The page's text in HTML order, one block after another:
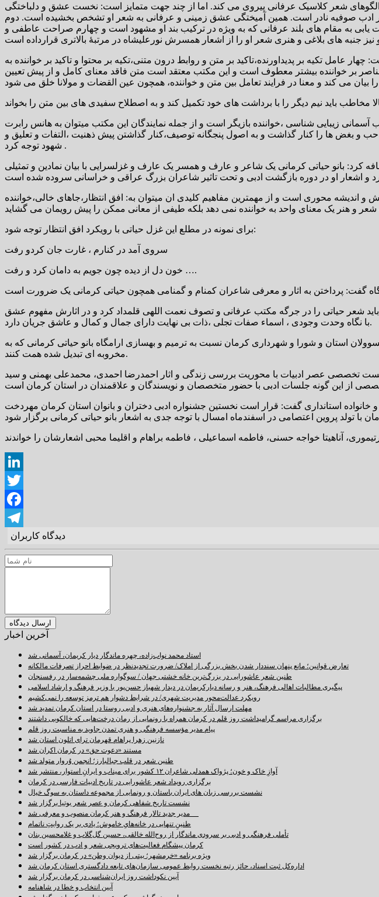
الگوهای شعر کلاسیک عرفانی پیروی می کند. اما از چند جهت متمایز است: نخست عشق و دلباختگی
ادب صوفیه نادر است. همین آمیختگی عشق زمینی و عرفانی به شعر او تشخص بخشیده است. دوم
یابی به مقام های بلند عرفانی که به ویژه در ترکیب بند او مشهود است و چهارم صراحت عاطفی و
تکیه بر پدیداورنده،تاکید بر متن و روابط درون متنی،تکیه بر محتوا و تاکید بر خواننده به
بر خواننده بیشتر معطوف است و این مکتب معتقد است متن فاقد معنای کامل و از پیش تعیین
زیبایی شناسی ،خواننده بازیگر است و از جمله نمایندگان این مکتب میتوان به هانس رابرت
و بغض ها را کنار گذاشت و به اصول پنجگانه توصیف،کنار گذاشتن پیش ذهنیت ،التفات و تعلیق و
شهود توجه کرد .
کرد: بانو حیاتی کرمانی یک شاعر و عارف و همسر یک عارف و غزلسرایی با بیان نمادین و تمثیلی
و اندیشه محوری است و از مهمترین مفاهیم کلیدی ان میتوان به: افق انتظار،جاهای خالی،خواننده
برای نمونه در مطلع این غزل حیاتی با رویکرد افق انتظار توجه شود:
سروی آمد در کنارم ، غارت جان کردو رفت
خون دل از دیده چون جویم به دامان کرد و رفت ….
شعر حیاتی را در جرگه مکتب عرفانی و تصوف نعمت اللهی قلمداد کرد و در اثارش مفهوم عشق
با نگاه وحدت وجودی ، اسماء صفات تجلی ،ذات بی نهایت دارای جمال و کمال و عاشق جریان دارد.
استان و شورا و شهرداری کرمان نسبت به ترمیم و بهسازی ارامگاه بانو حیاتی کرمانی که به
مخروبه ای تبدیل شده همت کنند.
تخصصی عصر ادبیات با محوریت بررسی زندگی و اثار احمدرضا احمدی، محمدعلی بهمنی و سید
خانواده استانداری گفت: قرار است نخستین جشنواره ادبی دختران و بانوان استان کرمان مهردخت
LinkedIn
Twitter
Facebook
Telegram
دیدگاه کاربران
آخرین اخبار
استاد محمد نواب‌زاده، چهره ماندگار دیار کریمان، آسمانی شد
تعارض قوانین؛ مانع پنهان سنددار شدن بخش بزرگی از املاک/ ضرورت تجدیدنظر در ضوابط احراز تصرفات مالکانه
طنین شعر عاشورایی در بزرگ‌ترین خانه خشتی جهان / سوگواره ملی چشمه‌سار در رفسنجان
پیگیری مطالبات اهالی فرهنگ، هنر و رسانه دیارکریمان در دیدار شهباز حسن‌پور با وزیر فرهنگ و ارشاد اسلامی
رویکرد عدالت‌محور مدیریت شهری/ در شرایط دشوار هم ترمز توسعه را نمی‌کشیم
مهلت ارسال آثار به جشنواره‌های هنری و ادبی روستا در استان کرمان تمدید شد
برگزاری مراسم گرامیداشت روز قلم در کرمان همراه با رونمایی از رمان درخت‌هایی که خالکوبی داشتند
پیام مدیر مؤسسه فرهنگی و هنری تمدن جاوید به مناسبت روز قلم
نازنین زهرا پراهام قهرمان ترای اتلون استان شد
مستند «دعوت حق» در کرمان اکران شد
طنین شعر در قلب جبالبارز؛ انجمن وُروار متولد شد
آوازِ خاک و خون؛ پژواک همدلی شاعران ۱۲ کشور برای میناب و ایرانِ استوار، منتشر شد
برگزاری رویداد شعر عاشورایی در تاریخ ادبیات فارسی در کرمان
نشست بررسی زبان های ایران باستان و رونمایی از مجموعه داستان به سوگ خیال
نشست تاریخ شفاهی کرمان و عصر شعر بوتیا برگزار شد
طنینِ تنهایی در خانه‌هایِ خاموش؛ یادی بر یک روایتِ ناتمام
تأملی فرهنگی و ادبی بر سرودی ماندگار از روح‌الله خالقی، حسین گل‌گلاب و غلامحسین بنان
کرمان پیشگام فعالیت‌های ترویجی شعر و ادب در کشور است
ویژه برنامه «خرمشهر؛ بیتی از دیوان وطن» در کرمان برگزار شد
اداره‌کل ثبت اسناد، حائز رتبه نخست روابط عمومی سازمان‌های تابعه دادگستری استان کرمان شد
آیین نکوداشت روز ایران‌شناسی در کرمان برگزار شد
آیین انتخاب و خطا در شاهنامه